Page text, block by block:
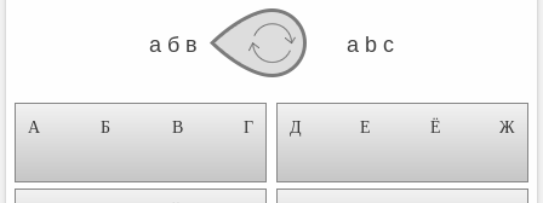
а б в a b c
А Б В Г Д Е Ё Ж